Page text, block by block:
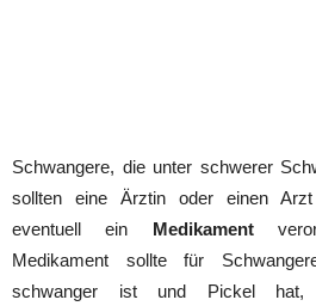
Schwangere, die unter schwerer
sollten eine Ärztin oder einen
eventuell ein Medikament
Medikament sollte für
schwanger ist und Pickel hat,